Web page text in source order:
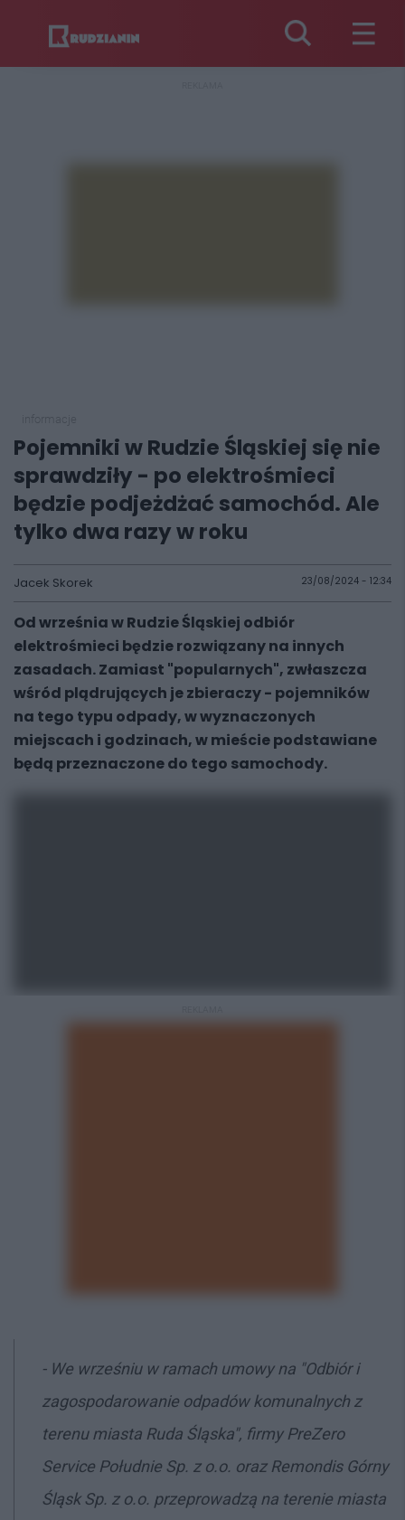
Pojemniki w Rudzie Śląskiej się nie
sprawdziły - po elektrośmieci
będzie podjeżdżać samochód. Ale
tylko dwa razy w roku
Jacek Skorek 23/08/2024 - 12:34
Od września w Rudzie Śląskiej odbiór
elektrośmieci będzie rozwiązany na innych
zasadach. Zamiast "popularnych", zwłaszcza
wśród plądrujących je zbieraczy - pojemników
na tego typu odpady, w wyznaczonych
miejscach i godzinach, w mieście podstawiane
będą przeznaczone do tego samochody.
- We wrześniu w ramach umowy na "Odbiór i
zagospodarowanie odpadów komunalnych z
terenu miasta Ruda Śląska", firmy PreZero
Service Południe Sp. z o.o. oraz Remondis Górny
Śląsk Sp. z o.o. przeprowadzą na terenie miasta